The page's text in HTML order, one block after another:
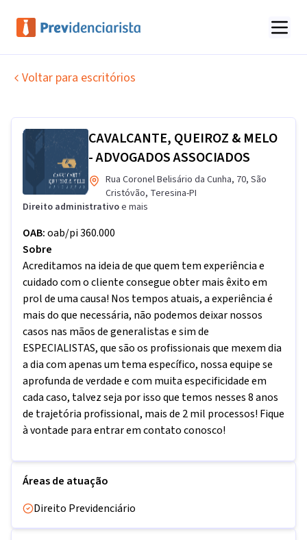
Voltar para escritórios
CAVALCANTE, QUEIROZ & MELO
- ADVOGADOS ASSOCIADOS
Rua Coronel Belisário da Cunha, 70, São
Cristóvão, Teresina-PI
Direito administrativoe mais
OAB:oab/pi 360.000
Sobre
Acreditamos na ideia de que quem tem experiência e
cuidado com o cliente consegue obter mais êxito em
prol de uma causa! Nos tempos atuais, a experiência é
mais do que necessária, não podemos deixar nossos
casos nas mãos de generalistas e sim de
ESPECIALISTAS, que são os profissionais que mexem dia
a dia com apenas um tema específico, nossa equipe se
aprofunda de verdade e com muita especificidade em
cada caso, talvez seja por isso que temos nesses 8 anos
de trajetória profissional, mais de 2 mil processos! Fique
à vontade para entrar em contato conosco!
Áreas de atuação
Direito Previdenciário